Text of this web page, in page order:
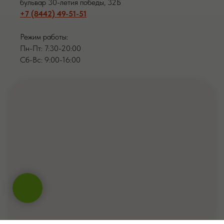
бульвар 30-летия победы, 32Б
+7 (8442) 49-51-51
Режим работы:
Пн-Пт: 7:30-20:00
Сб-Вс: 9:00-16:00